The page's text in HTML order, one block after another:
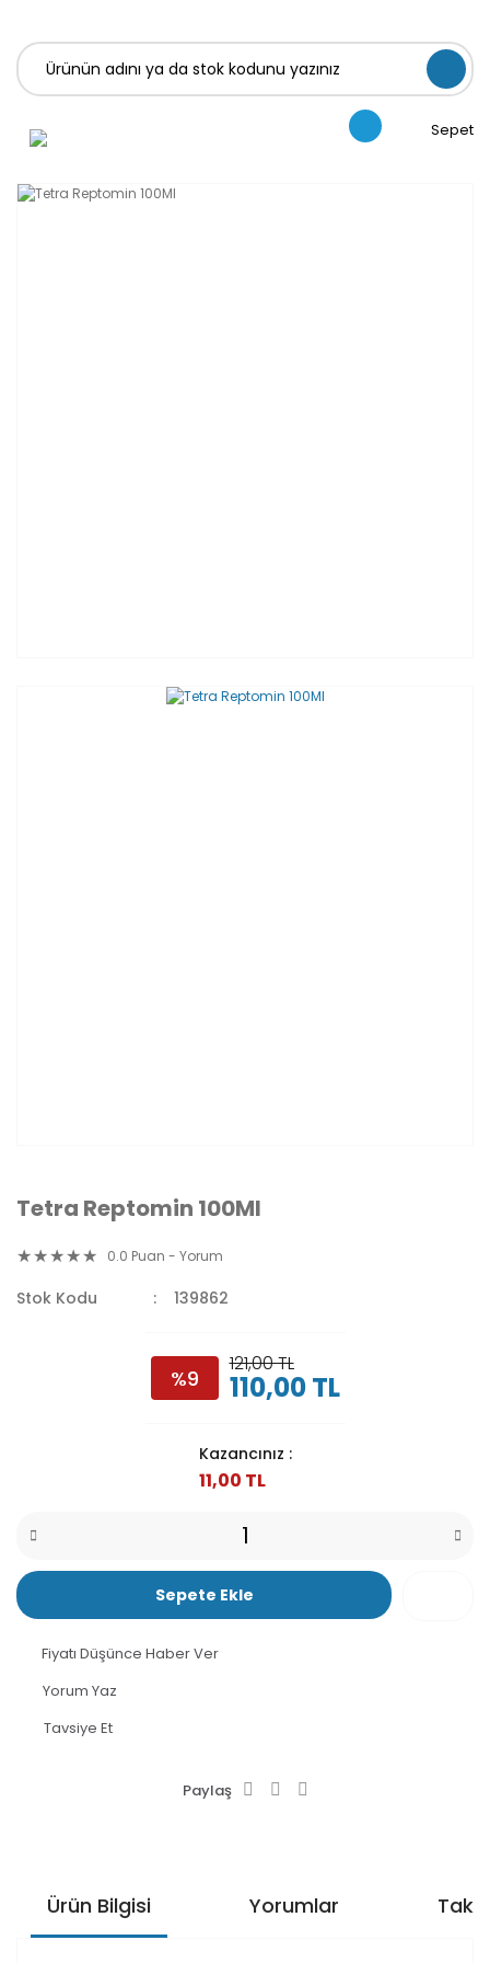
Sepet
Tetra Reptomin 100Ml
0.0 Puan - Yorum
Stok Kodu 139862
%9
121,00 TL
110,00 TL
Kazancınız :
11,00 TL
Sepete Ekle
Fiyatı Düşünce Haber Ver
Yorum Yaz
Tavsiye Et
Paylaş
Ürün Bilgisi Yorumlar